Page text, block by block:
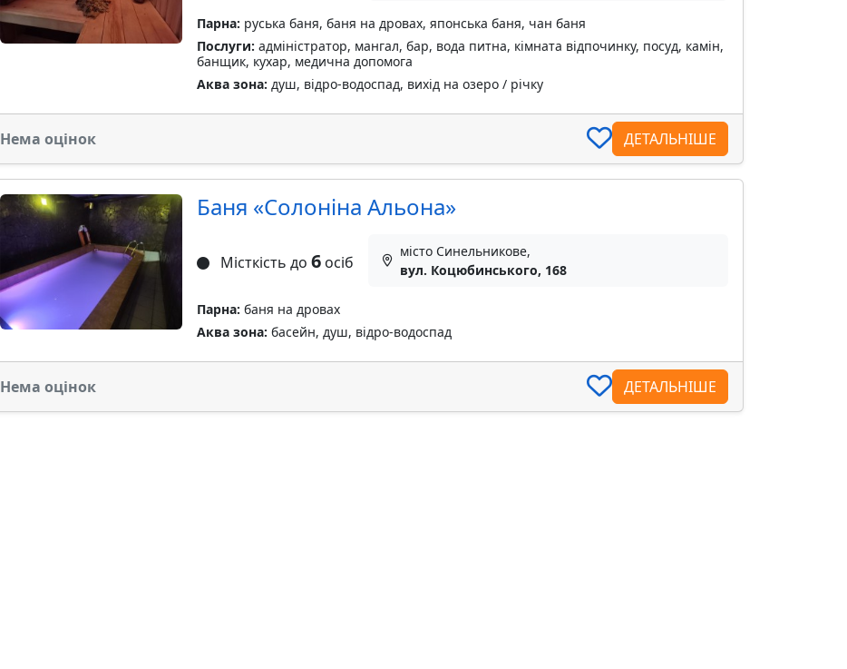
Парна: руська баня, баня на дровах, японська баня, чан баня
Послуги: адміністратор, мангал, бар, вода питна, кімната відпочинку, посуд, камін,
банщик, кухар, медична допомога
Аква зона: душ, відро-водоспад, вихід на озеро / річку
Нема оцінок ДЕТАЛЬНІШЕ
Баня «Солоніна Альона»
Місткість до 6осіб
місто Синельникове,
вул. Коцюбинського, 168
Парна: баня на дровах
Аква зона: басейн, душ, відро-водоспад
Нема оцінок ДЕТАЛЬНІШЕ